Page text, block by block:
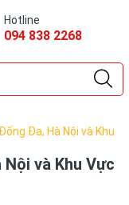
Hotline
094 838 2268
Đa, Hà Nội và Khu
và Khu Vực